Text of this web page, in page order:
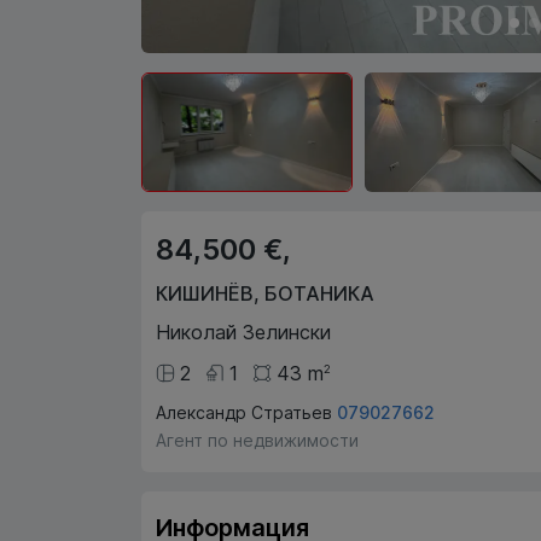
84,500 €,
КИШИНЁВ, БОТАНИКА
Николай Зелински
2
1 43 m2
Александр Стратьев 079027662
Агент по недвижимости
Информация